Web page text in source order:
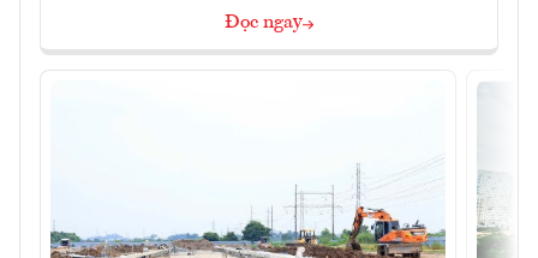
Đọc ngay